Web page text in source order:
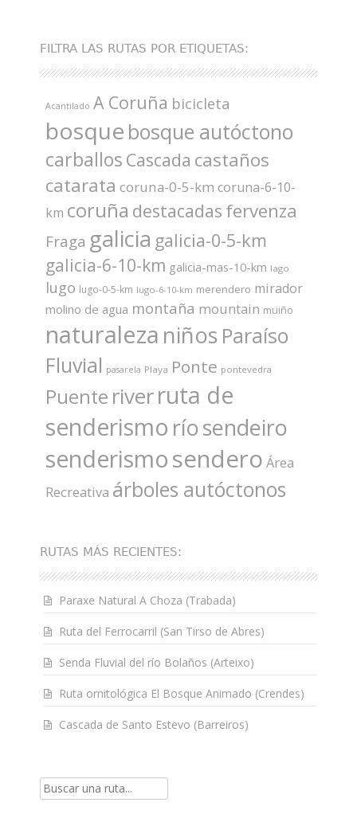
FILTRA LAS RUTAS POR ETIQUETAS:
Acantilado A Coruña bicicleta
bosque bosque autóctono
carballos Cascada castaños
catarata coruna-0-5-km coruna-6-10-
km coruña destacadas fervenza
Fraga galicia galicia-0-5-km
galicia-6-10-km galicia-mas-10-km lago
lugo lugo-0-5-km lugo-6-10-km merendero mirador
molino de agua montaña mountain muiño
naturaleza niños Paraíso
Fluvial pasarela Playa Ponte pontevedra
Puente riverruta de
senderismo ríosendeiro
senderismosendero Área
Recreativa árboles autóctonos
RUTAS MÁS RECIENTES:
Paraxe Natural A Choza (Trabada)
Ruta del Ferrocarril (San Tirso de Abres)
Senda Fluvial del río Bolaños (Arteixo)
Ruta ornitológica El Bosque Animado (Crendes)
Cascada de Santo Estevo (Barreiros)